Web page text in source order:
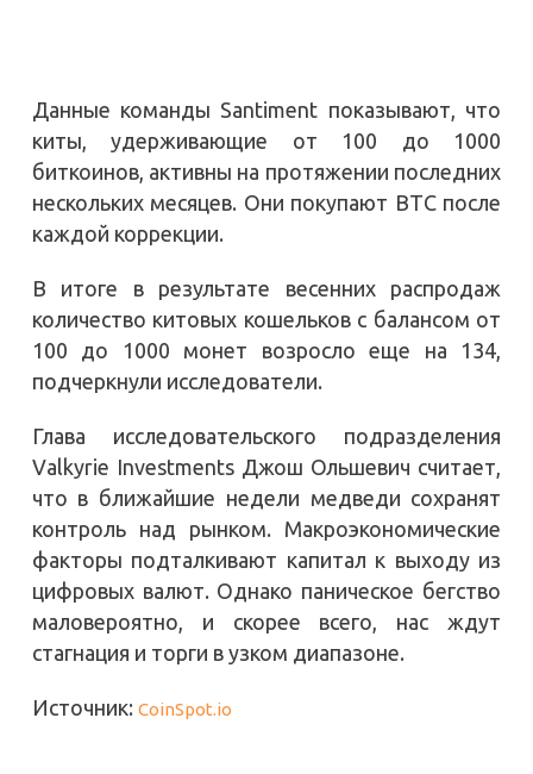
Данные команды Santiment показывают, что
киты, удерживающие от 100 до 1000
биткоинов, активны на протяжении последних
нескольких месяцев. Они покупают BTC после
каждой коррекции.
В итоге в результате весенних распродаж
количество китовых кошельков с балансом от
100 до 1000 монет возросло еще на 134,
подчеркнули исследователи.
Глава исследовательского подразделения
Valkyrie Investments Джош Ольшевич считает,
что в ближайшие недели медведи сохранят
контроль над рынком. Макроэкономические
факторы подталкивают капитал к выходу из
цифровых валют. Однако паническое бегство
маловероятно, и скорее всего, нас ждут
стагнация и торги в узком диапазоне.
Источник: CoinSpot.io